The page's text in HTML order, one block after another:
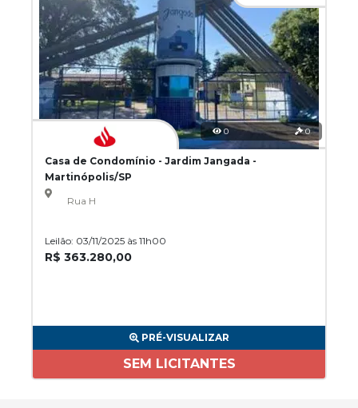
0 0
Casa de Condomínio - Jardim Jangada -
Martinópolis/SP
Rua H
Leilão: 03/11/2025 às 11h00
R$ 363.280,00
PRÉ-VISUALIZAR
SEM LICITANTES